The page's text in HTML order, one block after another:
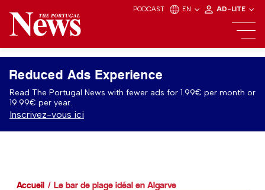
PODCAST EN AD-LITE
Reduced Ads Experience
Read The Portugal News with fewer ads for 1.99€ per month or
19.99€ per year.
Inscrivez-vous ici
Accueil Le bar de plage idéal en Algarve